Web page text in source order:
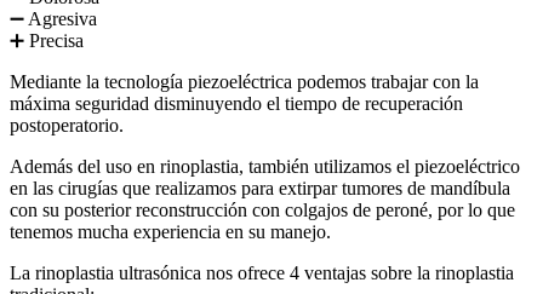
➖ Agresiva
➕ Precisa
Mediante la tecnología piezoeléctrica podemos trabajar con la
máxima seguridad disminuyendo el tiempo de recuperación
postoperatorio.
Además del uso en rinoplastia, también utilizamos el piezoeléctrico
en las cirugías que realizamos para extirpar tumores de mandíbula
con su posterior reconstrucción con colgajos de peroné, por lo que
tenemos mucha experiencia en su manejo.
La rinoplastia ultrasónica nos ofrece 4 ventajas sobre la rinoplastia